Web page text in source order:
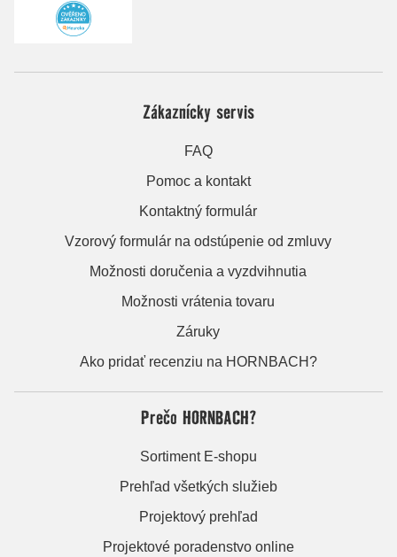
Zákaznícky servis
FAQ
Pomoc a kontakt
Kontaktný formulár
Vzorový formulár na odstúpenie od zmluvy
Možnosti doručenia a vyzdvihnutia
Možnosti vrátenia tovaru
Záruky
Ako pridať recenziu na HORNBACH?
Prečo HORNBACH?
Sortiment E-shopu
Prehľad všetkých služieb
Projektový prehľad
Projektové poradenstvo online